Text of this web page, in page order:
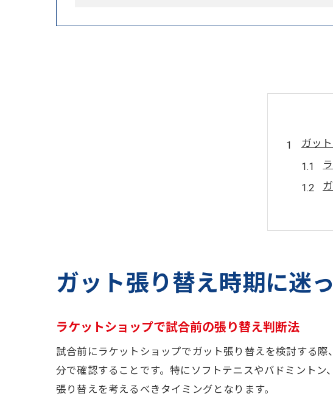
ガッ
最適
ガット張り替え時期に迷
ラケットショップで試合前の張り替え判断法
試合前にラケットショップでガット張り替えを検討する
分で確認することです。特にソフトテニスやバドミント
張り替えを考えるべきタイミングとなります。